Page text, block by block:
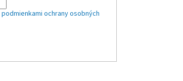
podmienkami ochrany osobných